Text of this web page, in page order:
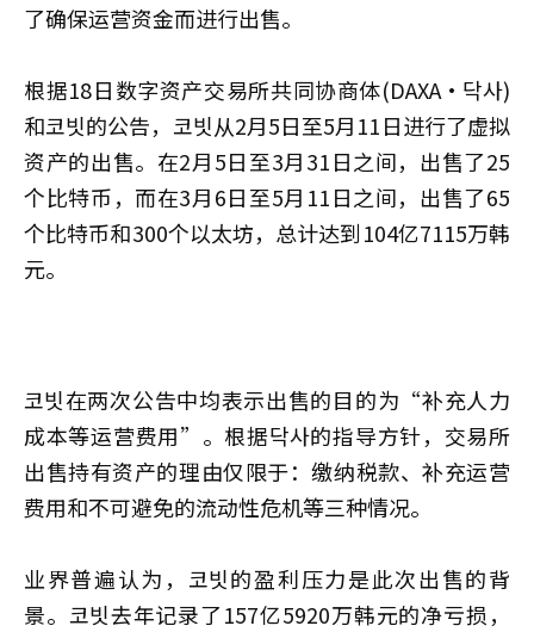
了确保运营资金而进行出售。
根据18日数字资产交易所共同协商体(DAXA·닥사)
和코빗的公告，코빗从2月5日至5月11日进行了虚拟
资产的出售。在2月5日至3月31日之间，出售了25
个比特币，而在3月6日至5月11日之间，出售了65
个比特币和300个以太坊，总计达到104亿7115万韩
元。
코빗在两次公告中均表示出售的目的为“补充人力
成本等运营费用”。根据닥사的指导方针，交易所
出售持有资产的理由仅限于：缴纳税款、补充运营
费用和不可避免的流动性危机等三种情况。
业界普遍认为，코빗的盈利压力是此次出售的背
景。코빗去年记录了157亿5920万韩元的净亏损，